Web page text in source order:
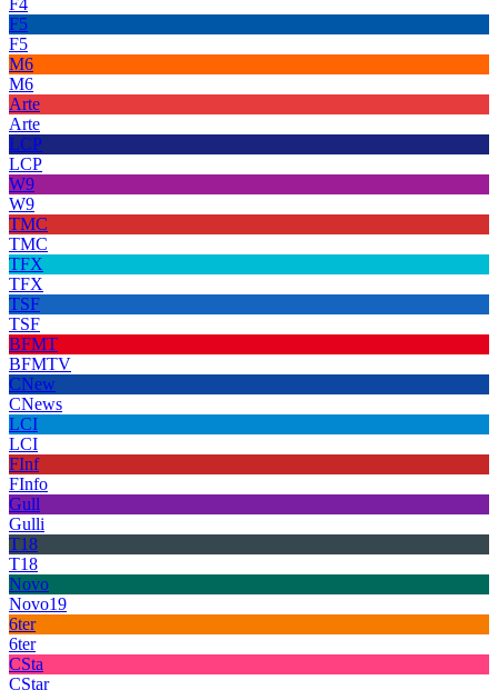
F5
F5
M6
M6
Arte
Arte
LCP
LCP
W9
W9
TMC
TMC
TFX
TFX
TSF
TSF
BFMT
BFMTV
CNew
CNews
LCI
LCI
FInf
FInfo
Gull
Gulli
T18
T18
Novo
Novo19
6ter
6ter
CSta
CStar